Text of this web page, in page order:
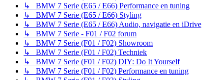
↳ BMW 7 Serie (E65 / E66) Performance en tuning
↳ BMW 7 Serie (E65 / E66) Styling
↳ BMW 7 Serie (E65 / E66) Audio, navigatie en iDrive
↳ BMW 7 Serie - F01 / F02 forum
↳ BMW 7 Serie (F01 / F02) Showroom
↳ BMW 7 Serie (F01 / F02) Techniek
↳ BMW 7 Serie (F01 / F02) DIY: Do It Yourself
↳ BMW 7 Serie (F01 / F02) Performance en tuning